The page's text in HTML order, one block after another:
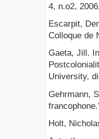
4, n.o2,
Escarpit,
Colloque de
Gaeta, Jill.
University,
Gehrmann,
Holt,